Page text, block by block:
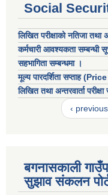
Social
लिखित परीक्षाको नतिजा तथा
कर्मचारी आवश्यकता सम्बन्धी
सहभागिता सम्बन्धमा ।
मूल्य पारदर्शिता सप्ताह
लिखित तथा अन्तरवार्ता
‹ previous
बगनासकाली
सुझाव संकलन